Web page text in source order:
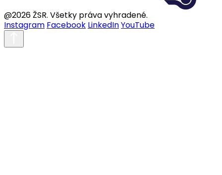
@2026 ŽSR. Všetky práva vyhradené.
Instagram Facebook LinkedInYouTube